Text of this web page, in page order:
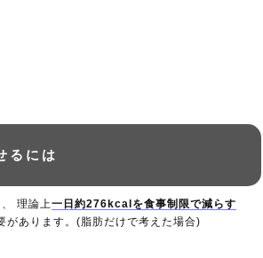
るには
理論上一日約276kcalを食事制限で減らす
があります。(脂肪だけで考えた場合)